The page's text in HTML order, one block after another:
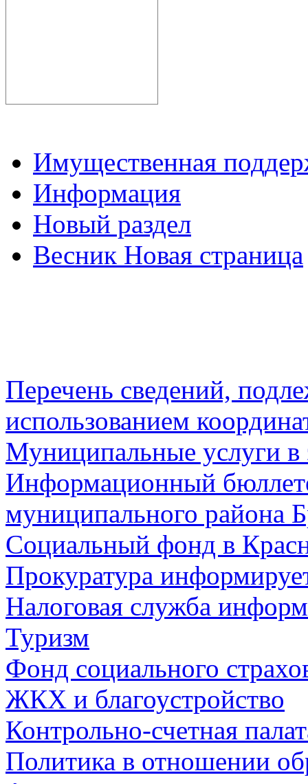
Имущественная
Информация
Новый раздел
Весник Новая страница
Перечень сведений,
использованием
Муниципальные услуги в
Информационный
муниципального района
Социальный фонд в
Прокуратура
Налоговая служба
Туризм
Фонд социального
ЖКХ и благоустройство
Контрольно-счетная
Политика в отношении